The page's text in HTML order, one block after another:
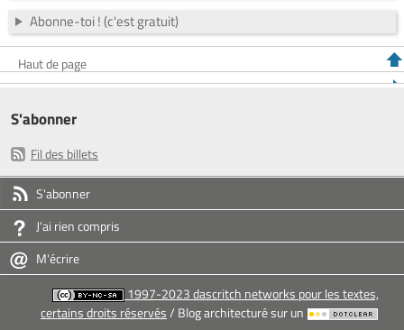
Abonne-toi ! (c'est gratuit)
Haut de page
S'abonner
Fil des billets
S'abonner
J'ai rien compris
M'écrire
1997-2023 dascritch networks pour les textes,
certains droits réservés/ Blog architecturé sur un